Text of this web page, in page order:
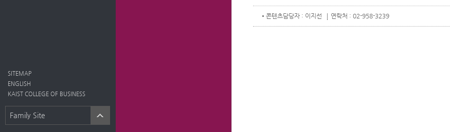
SITEMAP
ENGLISH
KAIST COLLEGE OF BUSINESS
Family Site
콘텐츠담당자 : 이지선 연락처 : 02-958-3239